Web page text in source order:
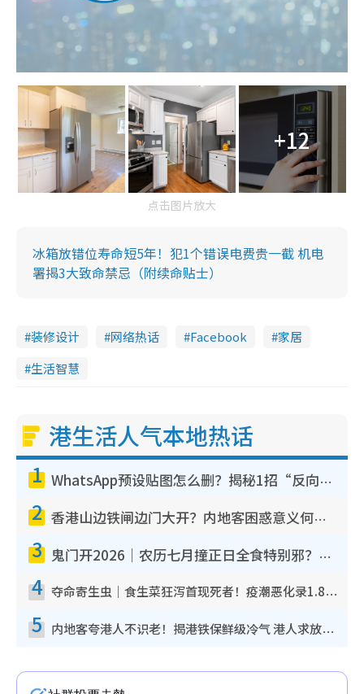
+12
点击图片放大
冰箱放错位寿命短5年！犯1个错误电费贵一截 机电
署揭3大致命禁忌（附续命贴士）
装修设计 网络热话 Facebook
家居
生活智慧
港生活人气本地热话
1 WhatsApp预设贴图怎么删？揭秘1招“反向操作”还原简洁界面 附3步实测教程
2 香港山边铁闸边门大开？内地客困惑意义何在！网友神回复：这种叫法理性防御
3 鬼门开2026｜农历七月撞正日全食特别邪？专家警告切忌做一事！揭4大禁忌+2招保平安
4 夺命寄生虫｜食生菜狂泻首现死者！疫潮恶化录1.8万宗病例 揭洗菜3大谬误
5 内地客夸港人不识老！揭港铁保鲜级冷气 港人求放过：别投诉